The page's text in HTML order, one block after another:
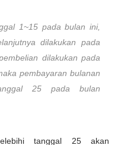
1~15 pada bulan ini,
dilakukan pada
dilakukan pada
pembayaran bulanan
25 pada bulan
tanggal 25 akan